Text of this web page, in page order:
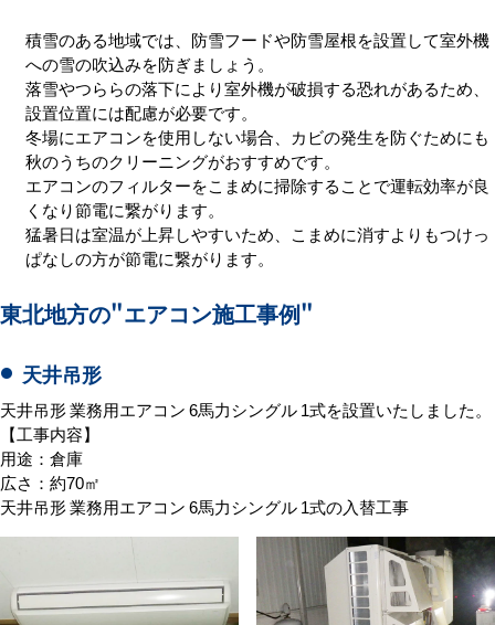
積雪のある地域では、防雪フードや防雪屋根を設置して室外機
への雪の吹込みを防ぎましょう。
落雪やつららの落下により室外機が破損する恐れがあるため、
設置位置には配慮が必要です。
冬場にエアコンを使用しない場合、カビの発生を防ぐためにも
秋のうちのクリーニングがおすすめです。
エアコンのフィルターをこまめに掃除することで運転効率が良
くなり節電に繋がります。
猛暑日は室温が上昇しやすいため、こまめに消すよりもつけっ
ぱなしの方が節電に繋がります。
東北地方の"エアコン施工事例"
天井吊形
天井吊形 業務用エアコン 6馬力シングル 1式を設置いたしました。
【工事内容】
用途：倉庫
広さ：約70㎡
天井吊形 業務用エアコン 6馬力シングル 1式の入替工事